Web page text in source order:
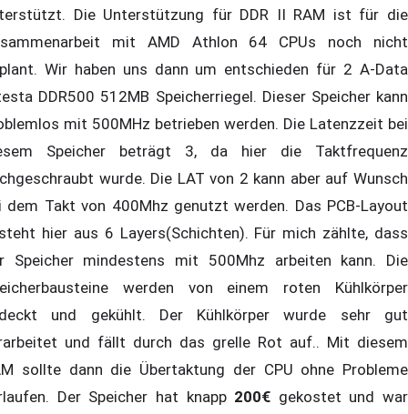
Die Unterstützung für DDR II RAM ist für die
mit AMD Athlon 64 CPUs noch nicht
Wir haben uns dann um entschieden für 2 A-Data
DDR500 512MB Speicherriegel. Dieser Speicher kann
mit 500MHz betrieben werden. Die Latenzzeit bei
Speicher beträgt 3, da hier die Taktfrequenz
wurde. Die LAT von 2 kann aber auf Wunsch
dem Takt von 400Mhz genutzt werden. Das PCB-Layout
hier aus 6 Layers(Schichten). Für mich zählte, dass
Speicher mindestens mit 500Mhz arbeiten kann. Die
werden von einem roten Kühlkörper
und gekühlt. Der Kühlkörper wurde sehr gut
und fällt durch das grelle Rot auf.. Mit diesem
sollte dann die Übertaktung der CPU ohne Probleme
Der Speicher hat knapp 200€ gekostet und war